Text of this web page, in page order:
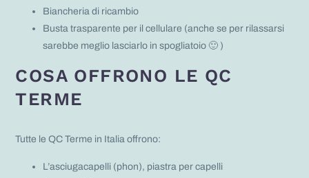
Biancheria di ricambio
Busta trasparente per il cellulare (anche se per rilassarsi
sarebbe meglio lasciarlo in spogliatoio 🙂 )
COSA OFFRONO LE QC
TERME
Tutte le QC Terme in Italia offrono:
L’asciugacapelli (phon), piastra per capelli